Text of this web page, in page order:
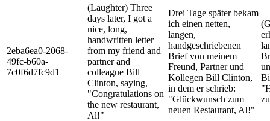
2eba6ea0-2068-
49fc-b60a-
7c0f6d7fc9d1
(Laughter) Three
days later, I got a
nice, long,
handwritten letter
from my friend and
partner and
colleague Bill
Clinton, saying,
"Congratulations on
the new restaurant,
Al!"
Drei Tage später bekam
ich einen netten,
langen,
handgeschriebenen
Brief von meinem
Freund, Partner und
Kollegen Bill Clinton,
in dem er schrieb:
"Glückwunsch zum
neuen Restaurant, Al!"